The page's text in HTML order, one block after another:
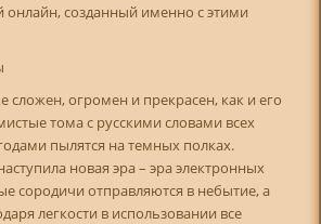
онлайн, созданный именно с этими
сложен, огромен и прекрасен, как и его
тома с русскими словами всех
пылятся на темных полках.
новая эра – эра электронных
сородичи отправляются в небытие, а
легкости в использовании все